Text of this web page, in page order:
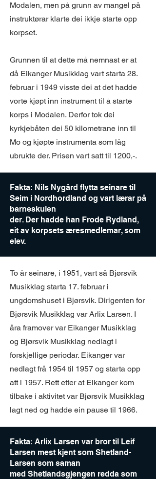
Modalen, men på grunn av mangel på
instruktørar klarte dei ikkje starte opp
korpset.
Grunnen til at dette må nemnast er at
då Eikanger Musikklag vart starta 28.
februar i 1949 visste dei at det hadde
vorte kjøpt inn instrument til å starte
korps i Modalen. Derfor tok dei
kyrkjebåten dei 50 kilometrane inn til
Mo og kjøpte instrumenta som låg
ubrukte der. Prisen vart satt til 1200,-.
Fakta: Nils Nygård flytta seinare til
Seim i Nordhordland og vart lærar på
barneskulen
der. Der hadde han Frode Rydland,
eit av korpsets æresmedlemar, som
elev.
To år seinare, i 1951, vart så Bjørsvik
Musikklag starta 17. februar i
ungdomshuset i Bjørsvik. Dirigenten for
Bjørsvik Musikklag var Arlix Larsen. I
åra framover var Eikanger Musikklag
og Bjørsvik Musikklag nedlagt i
forskjellige periodar. Eikanger var
nedlagt frå 1954 til 1957 og starta opp
att i 1957. Rett etter at Eikanger kom
tilbake i aktivitet var Bjørsvik Musikklag
lagt ned og hadde ein pause til 1966.
Fakta: Arlix Larsen var bror til Leif
Larsen mest kjent som Shetland-
Larsen som saman
med Shetlandsgjengen redda som